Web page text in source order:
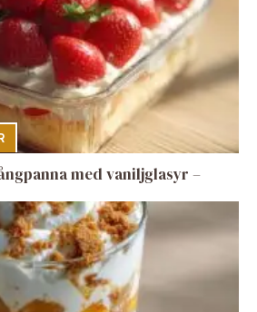
med vaniljglasyr –